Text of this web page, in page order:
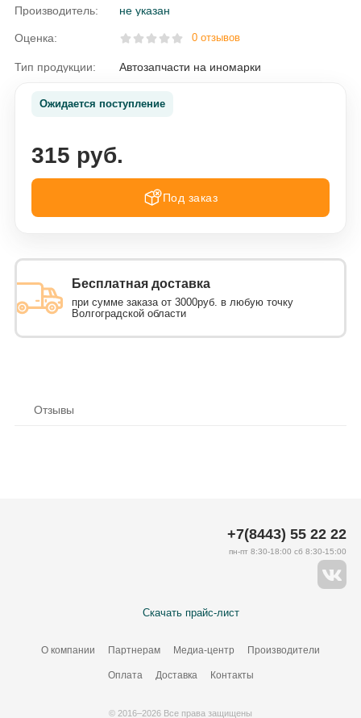
Производитель: не указан
Оценка: 0 отзывов
Тип продукции: Автозапчасти на иномарки
Ожидается поступление
315 руб.
Под заказ
Бесплатная доставка
при сумме заказа от 3000руб. в любую точку
Волгоградской области
Отзывы
Скачать прайс-лист
О компании Партнерам Медиа-центр Производители
Оплата Доставка Контакты
+7(8443) 55 22 22
пн-пт 8:30-18:00 сб 8:30-15:00
© 2016–2026 Все права защищены